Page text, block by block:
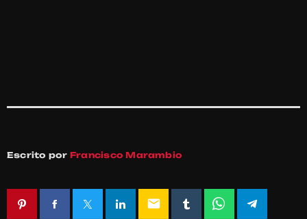
Escrito por Francisco Marambio
email